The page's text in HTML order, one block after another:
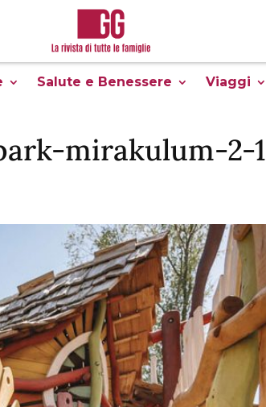
Salute e Benessere Viaggi
mirakulum-2-1